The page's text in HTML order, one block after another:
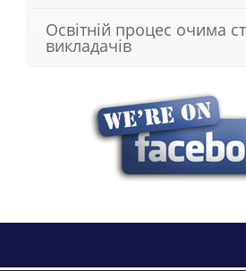
Освітній процес очима
викладачів